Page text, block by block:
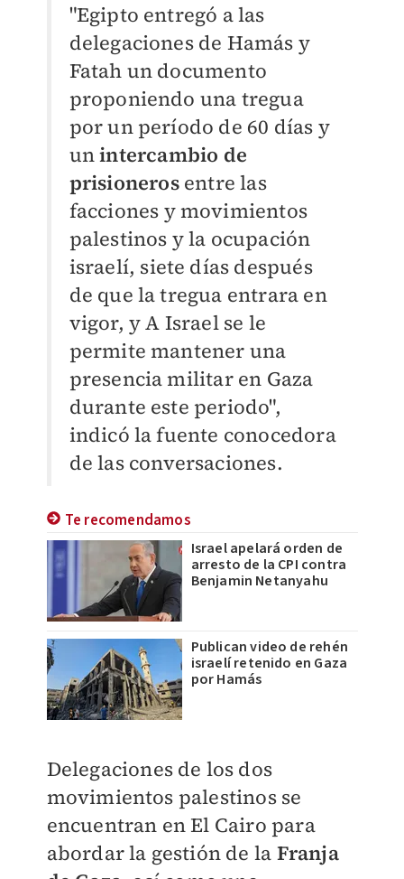
"Egipto entregó a las
delegaciones de Hamás y
Fatah un documento
proponiendo una tregua
por un período de 60 días y
unintercambio de
prisionerosentre las
facciones y movimientos
palestinos y la ocupación
israelí, siete días después
de que la tregua entrara en
vigor, y A Israel se le
permite mantener una
presencia militar en Gaza
durante este periodo",
indicó la fuente conocedora
de las conversaciones.
Te recomendamos
Israel apelará orden de
arresto de la CPI contra
Benjamin Netanyahu
Publican video de rehén
israelí retenido en Gaza
por Hamás
Delegaciones de los dos
movimientos palestinos se
encuentran en El Cairo para
abordar la gestión de la Franja